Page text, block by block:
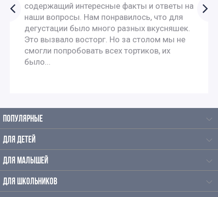
содержащий интересные факты и ответы на
наши вопросы. Нам понравилось, что для
дегустации было много разных вкусняшек.
Это вызвало восторг. Но за столом мы не
смогли попробовать всех тортиков, их
было...
ПОПУЛЯРНЫЕ
ДЛЯ ДЕТЕЙ
ДЛЯ МАЛЫШЕЙ
ДЛЯ ШКОЛЬНИКОВ